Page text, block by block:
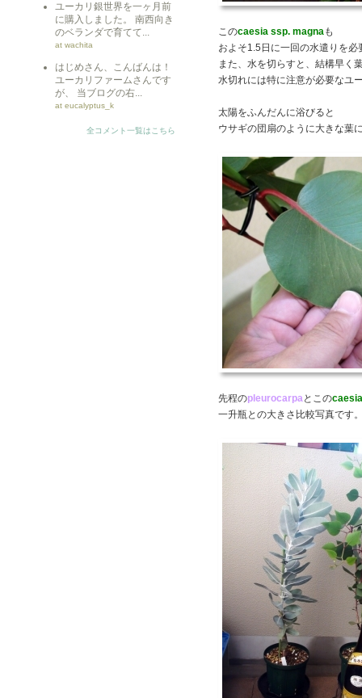
ユーカリ銀世界を一ヶ月前
に購入しました。 南西向き
のベランダで育てて...
at wachita
はじめさん、こんばんは！
ユーカリファームさんです
が、 当ブログの右...
at eucalyptus_k
全コメント一覧はこちら
このcaesia ssp. magnaも
およそ1.5日に一回の水遣りを必
また、水を切らすと、結構早く
水切れには特に注意が必要なユ
太陽をふんだんに浴びると
ウサギの団扇のように大きな葉
先程のpleurocarpaとこの
一升瓶との大きさ比較写真です